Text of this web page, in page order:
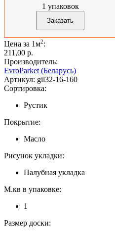
1 упаковок
Цена за 1м2:
211,00 p.
Производитель:
EvroParket (Беларусь)
Артикул: gil32-16-160
Сортировка:
Рустик
Покрытие:
Масло
Рисунок укладки:
Палубная укладка
М.кв в упаковке:
1
Размер доски: